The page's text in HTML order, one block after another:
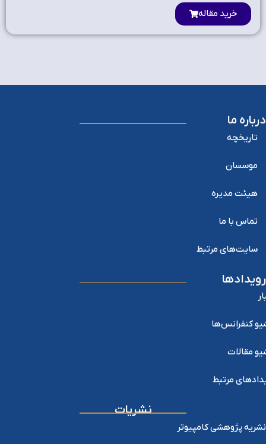
خرید مقاله
درباره ما
تاریخچه
موسسان
هیئت مدیره
تماس با ما
سایت‌های مرتبط
رویدادها
کنفرانس‌ها
مقالات
مرتبط
نشریات
نشریه پژوهشی کامپیوتر